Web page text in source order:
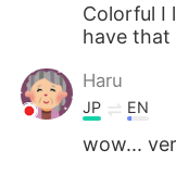
Colorful I
have that
Haru
JP EN
wow...